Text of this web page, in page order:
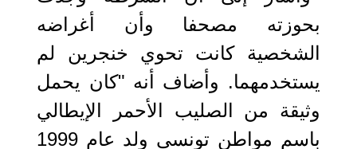
بحوزته مصحفا وأن أغراضه
الشخصية كانت تحوي خنجرين لم
يستخدمهما. وأضاف أنه "كان يحمل
وثيقة من الصليب الأحمر الإيطالي
باسم مواطن تونسي ولد عام 1999